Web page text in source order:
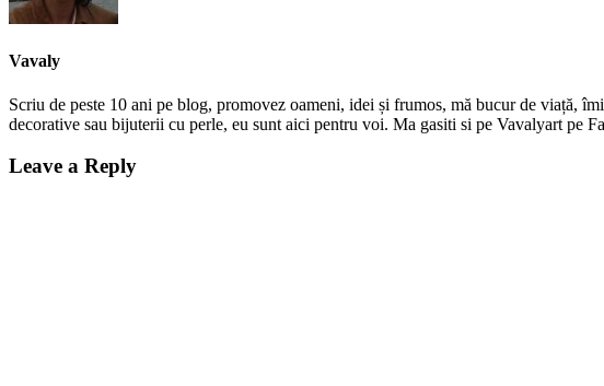
Vavaly
Scriu de peste 10 ani pe blog, promovez oameni, idei și frumos, mă bucur de viață,
decorative sau bijuterii cu perle, eu sunt aici pentru voi. Ma gasiti si pe Vavalyart pe
Leave a Reply